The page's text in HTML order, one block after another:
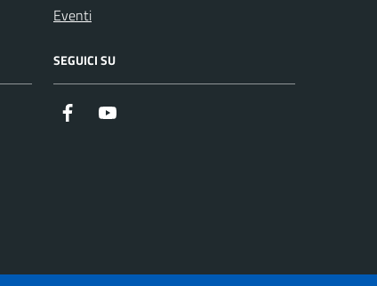
Eventi
SEGUICI SU
https://it-it.facebook.com/ComuneSalerno